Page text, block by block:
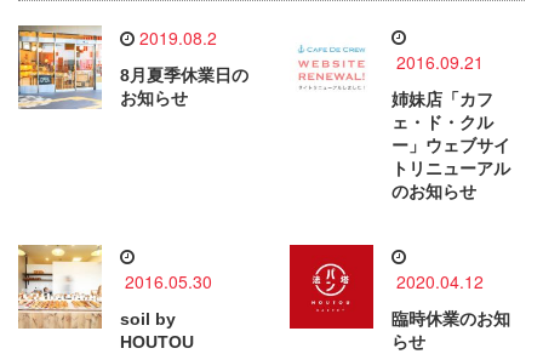
2019.08.2
8月夏季休業日の
お知らせ
2016.09.21
姉妹店「カフ
ェ・ド・クル
ー」ウェブサイ
トリニューアル
のお知らせ
2016.05.30
soil by
HOUTOU
2020.04.12
臨時休業のお知
らせ